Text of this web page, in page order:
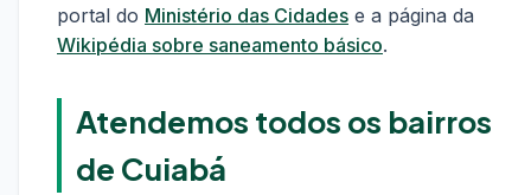
portal do Ministério das Cidades e a página da
Wikipédia sobre saneamento básico.
Atendemos todos os bairros
de Cuiabá